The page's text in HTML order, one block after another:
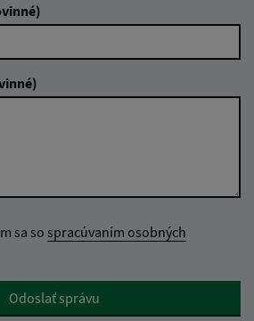
sa so spracúvaním osobných
Odoslať správu